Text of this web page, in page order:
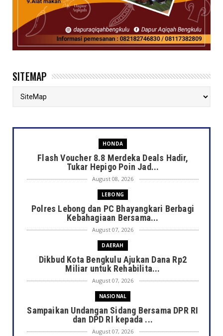
SITEMAP
HONDA
Flash Voucher 8.8 Merdeka Deals Hadir,
Tukar Hepigo Poin Jad...
August 08, 2026
LEBONG
Polres Lebong dan PC Bhayangkari Berbagi
Kebahagiaan Bersama...
August 07, 2026
DAERAH
Dikbud Kota Bengkulu Ajukan Dana Rp2
Miliar untuk Rehabilita...
August 07, 2026
NASIONAL
Sampaikan Undangan Sidang Bersama DPR RI
dan DPD RI kepada ...
August 07, 2026